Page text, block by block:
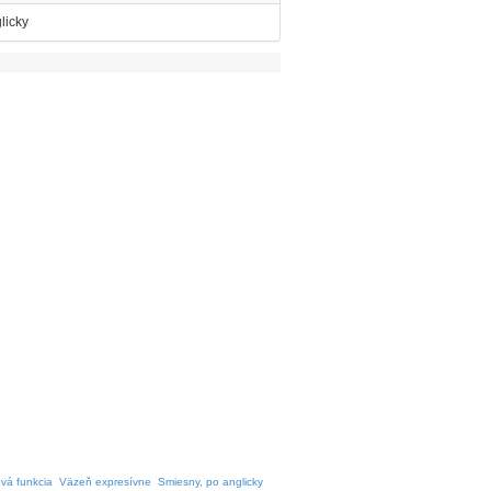
funkcia Väzeň expresívne Smiesny, po anglicky